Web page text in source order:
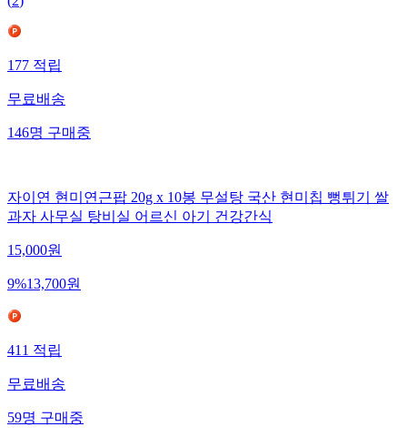
(2)
177적립
무료배송
146명구매중
자이연 현미연근팝 20g x 10봉 무설탕 국산 현미칩 뻥튀기 쌀
과자 사무실 탕비실 어르신 아기 건강간식
15,000원
9%13,700원
411적립
무료배송
59명구매중